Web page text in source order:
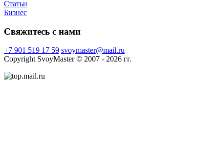
Статьи
Бизнес
Свяжитесь с нами
+7 901 519 17 59 svoymaster@mail.ru
Copyright SvoyMaster © 2007 - 2026 гг.